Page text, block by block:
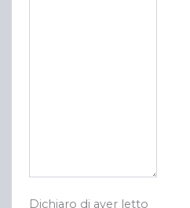
Dichiaro di aver letto